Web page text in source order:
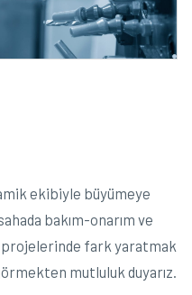
ekibiyle büyümeye
bakım-onarım ve
fark yaratmak
mutluluk duyarız.